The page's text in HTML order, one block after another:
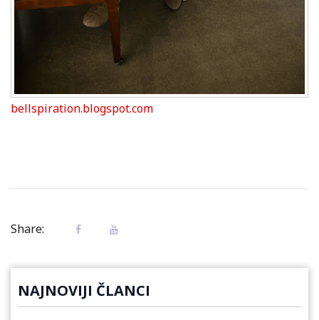
bellspiration.blogspot.com
Share:
NAJNOVIJI ČLANCI